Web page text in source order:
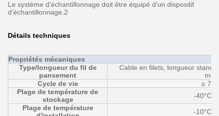
Le système d'échantillonnage doit être équipé d'un dispositif
d'échantillonnage.2
Détails techniques
Propriétés mécaniques
Type/longueur du fil de
pansement
Cable en filets, longueur
Cycle de vie
≥
Plage de température de
stockage
-40°C à
Plage de température
-10°C à